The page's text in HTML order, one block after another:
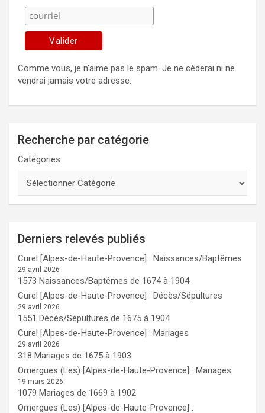
Comme vous, je n'aime pas le spam. Je ne cèderai ni ne
vendrai jamais votre adresse.
Recherche par catégorie
Catégories
Derniers relevés publiés
Curel [Alpes-de-Haute-Provence] : Naissances/Baptêmes
29 avril 2026
1573 Naissances/Baptêmes de 1674 à 1904
Curel [Alpes-de-Haute-Provence] : Décès/Sépultures
29 avril 2026
1551 Décès/Sépultures de 1675 à 1904
Curel [Alpes-de-Haute-Provence] : Mariages
29 avril 2026
318 Mariages de 1675 à 1903
Omergues (Les) [Alpes-de-Haute-Provence] : Mariages
19 mars 2026
1079 Mariages de 1669 à 1902
Omergues (Les) [Alpes-de-Haute-Provence] :